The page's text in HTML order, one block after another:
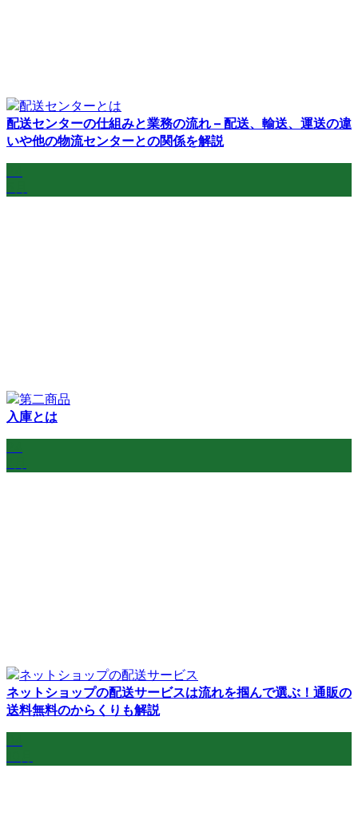
配送センターの仕組みと業務の流れ – 配送、輸送、運送の違
いや他の物流センターとの関係を解説
入庫とは
ネットショップの配送サービスは流れを掴んで選ぶ！通販の
送料無料のからくりも解説